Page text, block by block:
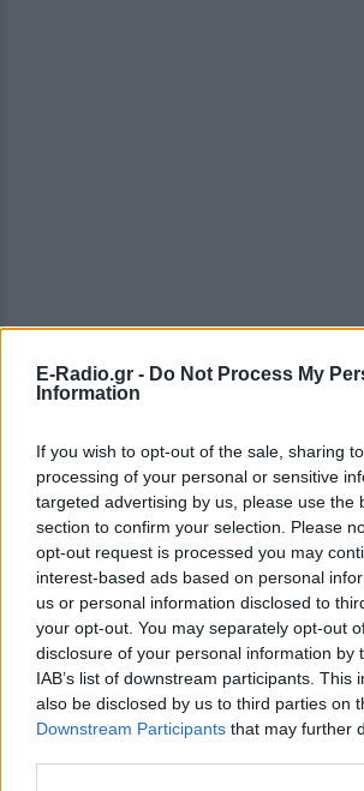
E-Radio.gr - Do Not Process My
Information
If you wish to opt-out of the sale, sharing
processing of your personal or sensitive
targeted advertising by us, please use the
section to confirm your selection. Please
opt-out request is processed you may
interest-based ads based on personal
us or personal information disclosed to
your opt-out. You may separately opt-out
disclosure of your personal information by
IAB’s list of downstream participants. This
also be disclosed by us to third parties on
Downstream Participants that may further
ΣΤΗΝ ΙΔΙΑ ΚΑΤΗΓΟΡΙΑ
Πάνω από
ημερησίως
Μαζική άφιξη
τα Βαλκάνια
ΣΉΜΕΡΑ
Προσωρινή
ελέγχων για να
των ταξιδιωτών
Μύκονος: